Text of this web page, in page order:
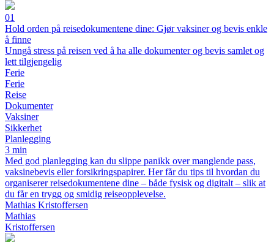
01
Hold orden på reisedokumentene dine: Gjør vaksiner og bevis enkle
å finne
Unngå stress på reisen ved å ha alle dokumenter og bevis samlet og
lett tilgjengelig
Ferie
Ferie
Reise
Dokumenter
Vaksiner
Sikkerhet
Planlegging
3 min
Med god planlegging kan du slippe panikk over manglende pass,
vaksinebevis eller forsikringspapirer. Her får du tips til hvordan du
organiserer reisedokumentene dine – både fysisk og digitalt – slik at
du får en trygg og smidig reiseopplevelse.
Mathias Kristoffersen
Mathias
Kristoffersen